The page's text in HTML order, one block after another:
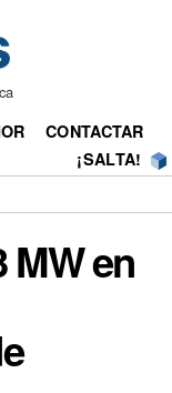
CONTACTAR
¡SALTA!
MW en